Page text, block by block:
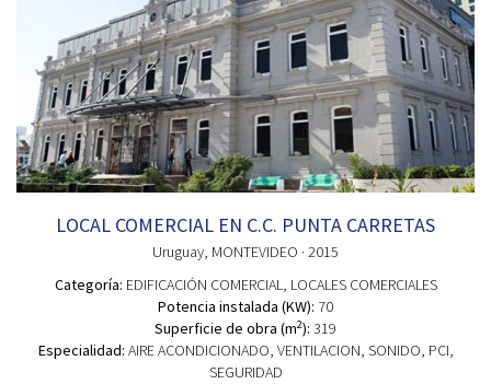
LOCAL COMERCIAL EN C.C. PUNTA CARRETAS
Uruguay, MONTEVIDEO · 2015
Categoría: EDIFICACIÓN COMERCIAL, LOCALES COMERCIALES
Potencia instalada (KW): 70
Superficie de obra (m2): 319
Especialidad: AIRE ACONDICIONADO, VENTILACION, SONIDO, PCI,
SEGURIDAD